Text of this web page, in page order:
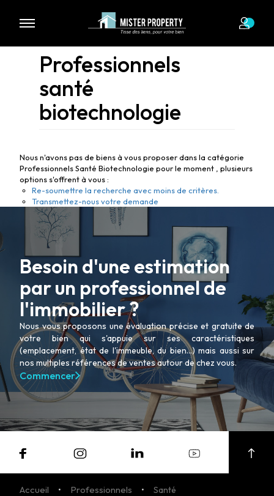
Professionnels
santé
biotechnologie
Nous n'avons pas de biens à vous proposer dans la catégorie
Professionnels Santé Biotechnologie pour le moment , plusieurs
options s'offrent à vous :
Re-soumettre la recherche avec moins de critères.
Transmettez-nous votre demande
Besoin d'une estimation
par un professionnel de
l'immobilier ?
Nous vous proposons une évaluation précise et gratuite de
votre bien qui s'appuie sur ses caractéristiques
(emplacement, état de l'immeuble, du bien...) mais aussi sur
nos multiples références de ventes autour de chez vous.
Commencer
Accueil Professionnels
Santé